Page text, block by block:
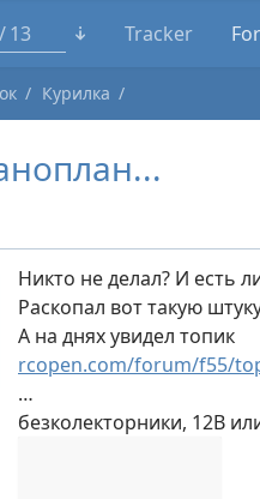
13 Tracker
Курилка
Никто не делал? И есть
Раскопал вот такую
А на днях увидел топик
rcopen.com/forum/f55/
…
безколекторники, 12В